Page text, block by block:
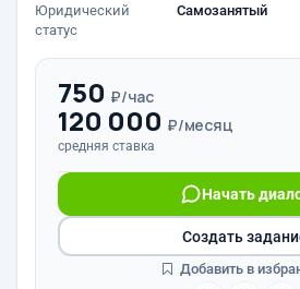
Юридический
статус
Самозанятый
750 ₽/час
120 000 ₽/месяц
средняя ставка
Начать
Создать
Добавить в